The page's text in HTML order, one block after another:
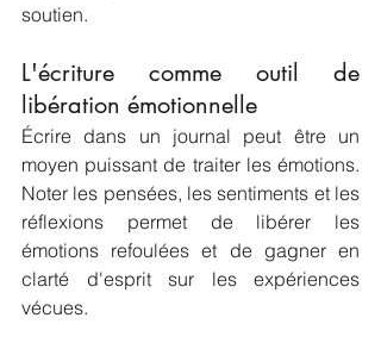
soutien.
L'écriture comme outil de
libération émotionnelle
Écrire dans un journal peut être un
moyen puissant de traiter les émotions.
Noter les pensées, les sentiments et les
réflexions permet de libérer les
émotions refoulées et de gagner en
clarté d'esprit sur les expériences
vécues.